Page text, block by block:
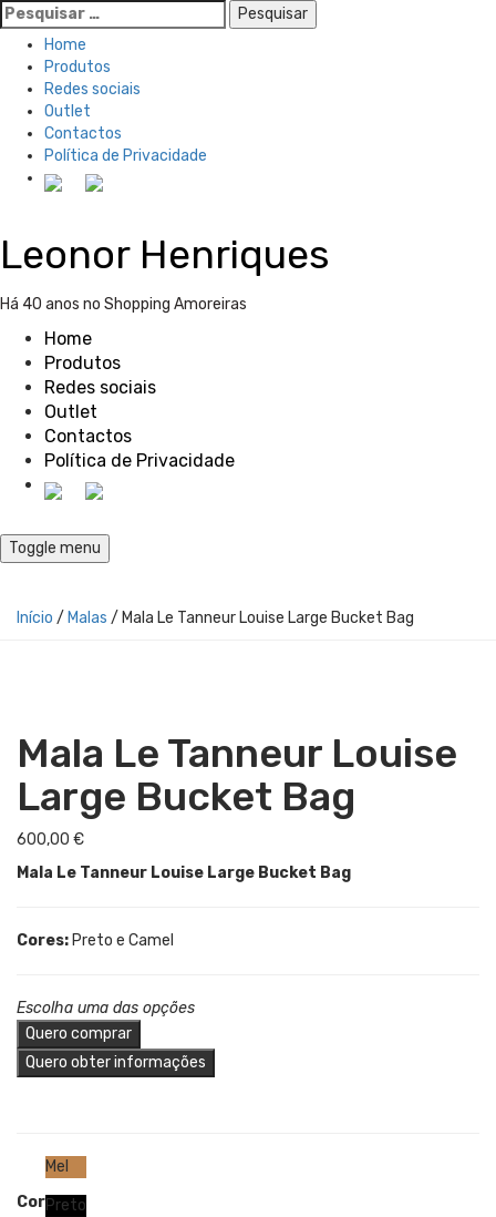
Pesquisar
por:
Home
Produtos
Redes sociais
Outlet
Contactos
Política de Privacidade
Leonor Henriques
Há 40 anos no Shopping Amoreiras
Home
Produtos
Redes sociais
Outlet
Contactos
Política de Privacidade
Toggle menu
Início / Malas / Mala Le Tanneur Louise Large Bucket Bag
Mala Le Tanneur Louise
Large Bucket Bag
600,00 €
Mala Le Tanneur Louise Large Bucket Bag
Cores: Preto e Camel
Escolha uma das opções
Quero comprar
Quero obter informações
Cor
Mel
Preto